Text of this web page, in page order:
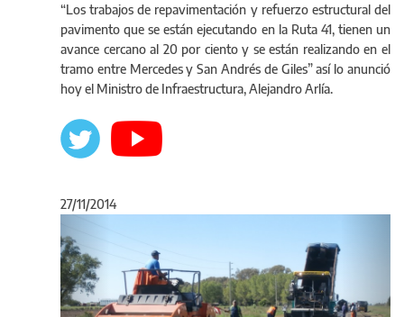
“Los trabajos de repavimentación y refuerzo estructural del
pavimento que se están ejecutando en la Ruta 41, tienen un
avance cercano al 20 por ciento y se están realizando en el
tramo entre Mercedes y San Andrés de Giles” así lo anunció
hoy el Ministro de Infraestructura, Alejandro Arlía.
27/11/2014